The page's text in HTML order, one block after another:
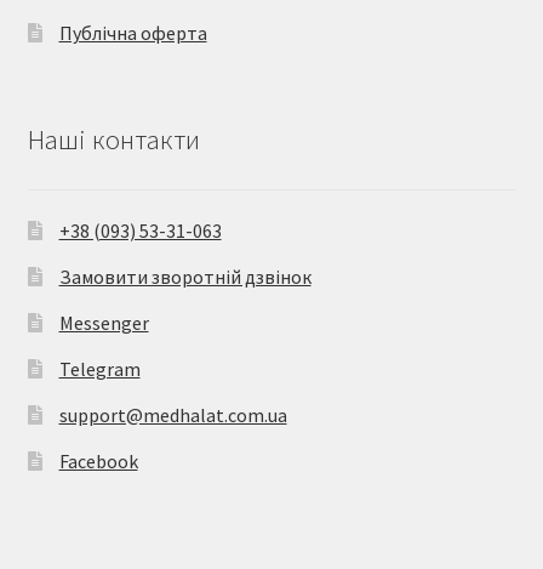
Публічна оферта
Наші контакти
+38 (093) 53-31-063
Замовити зворотній дзвінок
Messenger
Telegram
support@medhalat.com.ua
Facebook